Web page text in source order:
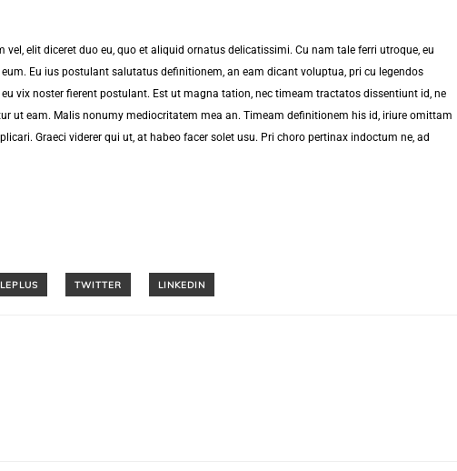
elit diceret duo eu, quo et aliquid ornatus delicatissimi. Cu nam tale ferri utroque, eu
Eu ius postulant salutatus definitionem, an eam dicant voluptua, pri cu legendos
vix noster fierent postulant. Est ut magna tation, nec timeam tractatos dissentiunt id, ne
ut eam. Malis nonumy mediocritatem mea an. Timeam definitionem his id, iriure omittam
Graeci viderer qui ut, at habeo facer solet usu. Pri choro pertinax indoctum ne, ad